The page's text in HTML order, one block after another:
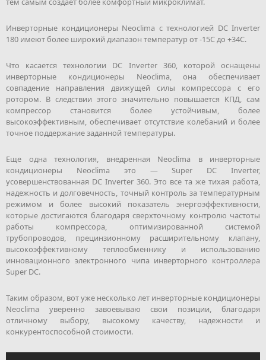
Инверторные кондиционеры Neoclima с технологией DC Inverter
180 имеют более широкий диапазон температур от -15С до +34С.
Что касается технологии DC Inverter 360, которой оснащены
инверторные кондиционеры Neoclima, она обеспечивает
совпадение направления движущей силы компрессора с его
ротором. В следствии этого значительно повышается КПД, сам
компрессор становится более устойчивым, более
высокоэффективным, обеспечивает отсутствие колебаний и более
точное поддержание заданной температуры.
Еще одна технология, внедренная Neoclima в инверторные
кондиционеры Neoclima это — Super DC Inverter,
усовершенствованная DC Inverter 360. Это все та же тихая работа,
надежность и долговечность, точный контроль за температурным
режимом и более высокий показатель энергоэффективности,
которые достигаются благодаря сверхточному контролю частоты
работы компрессора, оптимизированной системой
трубопроводов, прецинзионному расширительному клапану,
высокоэффективному теплообменнику и использованию
инновационного электронного чипа инверторного контроллера
Super DC.
Таким образом, вот уже несколько лет инверторные кондиционеры
Neoclima уверенно завоевываю свои позиции, благодаря
отличному выбору, высокому качеству, надежности и
конкурентоспособной стоимости.